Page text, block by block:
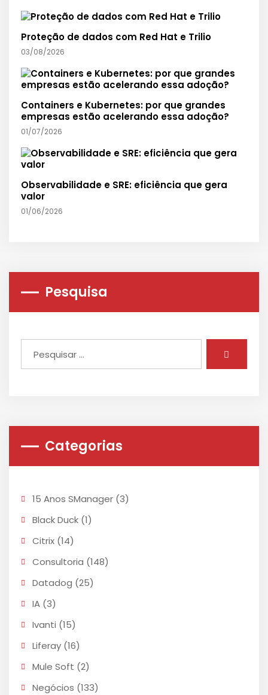
Proteção de dados com Red Hat e Trilio
03/08/2026
Containers e Kubernetes: por que grandes
empresas estão acelerando essa adoção?
01/07/2026
Observabilidade e SRE: eficiência que gera
valor
01/06/2026
Pesquisa
Categorias
15 Anos SManager (3)
Black Duck (1)
Citrix (14)
Consultoria (148)
Datadog (25)
IA (3)
Ivanti (15)
Liferay (16)
Mule Soft (2)
Negócios (133)